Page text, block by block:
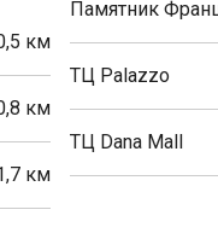
км
км
км
Памятник
ТЦ Palazzo
ТЦ Dana Mall